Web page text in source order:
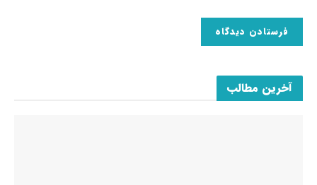
آخرین مطالب